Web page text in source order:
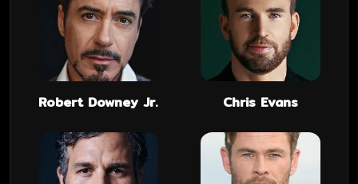
Robert Downey Jr. Chris Evans